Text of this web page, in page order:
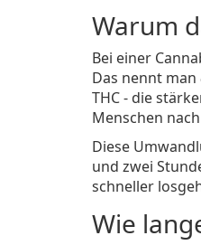
Warum
Bei einer
Das nennt man
THC - die
Menschen
Diese
und zwei
schneller
Wie